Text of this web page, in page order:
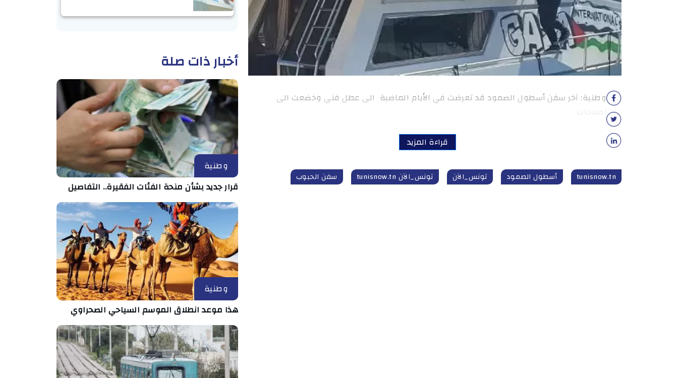
وطنية: آخر سفن أسطول الصمود قد تعرضت في الأيام الماضية الى عطل فني وخضعت الى
قراءة المزيد
tunisnow.tn أسطول الصمود تونس_الآن تونس_الآن tunisnow.tn سفن الحبوب
أخبار ذات صلة
وطنية
قرار جديد بشأن منحة الفئات الفقيرة.. التفاصيل
وطنية
هذا موعد انطلاق الموسم السياحي الصحراوي